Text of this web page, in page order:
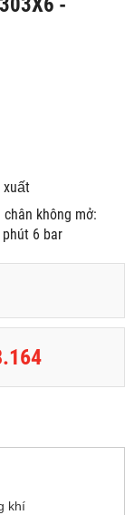
xuất
không mở:
6 bar
khí